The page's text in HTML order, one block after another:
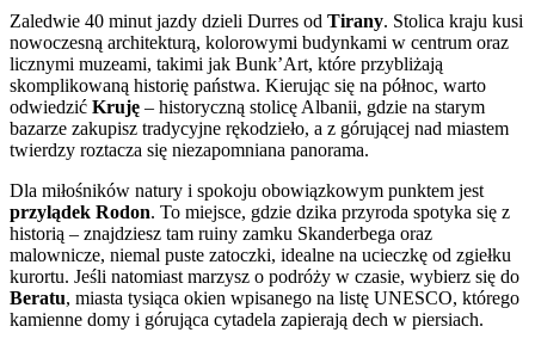
Zaledwie 40 minut jazdy dzieli Durres od Tirany. Stolica kraju kusi
nowoczesną architekturą, kolorowymi budynkami w centrum oraz
licznymi muzeami, takimi jak Bunk’Art, które przybliżają
skomplikowaną historię państwa. Kierując się na północ, warto
odwiedzić Kruję – historyczną stolicę Albanii, gdzie na starym
bazarze zakupisz tradycyjne rękodzieło, a z górującej nad miastem
twierdzy roztacza się niezapomniana panorama.
Dla miłośników natury i spokoju obowiązkowym punktem jest
przylądek Rodon. To miejsce, gdzie dzika przyroda spotyka się z
historią – znajdziesz tam ruiny zamku Skanderbega oraz
malownicze, niemal puste zatoczki, idealne na ucieczkę od zgiełku
kurortu. Jeśli natomiast marzysz o podróży w czasie, wybierz się do
Beratu, miasta tysiąca okien wpisanego na listę UNESCO, którego
kamienne domy i górująca cytadela zapierają dech w piersiach.